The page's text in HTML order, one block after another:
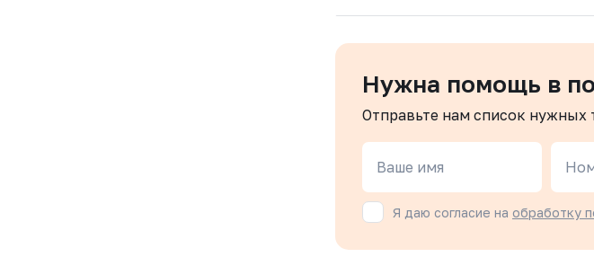
Нужна помощь в
Отправьте нам список
Ваше имя
Я даю согласие на обработку